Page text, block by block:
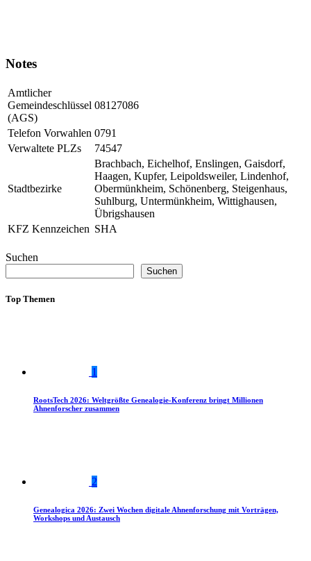
Notes
Amtlicher
Gemeindeschlüssel
(AGS)
08127086
Telefon Vorwahlen 0791
Verwaltete PLZs
74547
Stadtbezirke
Brachbach, Eichelhof, Enslingen, Gaisdorf,
Haagen, Kupfer, Leipoldsweiler, Lindenhof,
Obermünkheim, Schönenberg, Steigenhaus,
Suhlburg, Untermünkheim, Wittighausen,
Übrigshausen
KFZ Kennzeichen SHA
Suchen
Suchen
Top Themen
1
RootsTech 2026: Weltgrößte Genealogie-Konferenz bringt Millionen
Ahnenforscher zusammen
2
Genealogica 2026: Zwei Wochen digitale Ahnenforschung mit Vorträgen,
Workshops und Austausch